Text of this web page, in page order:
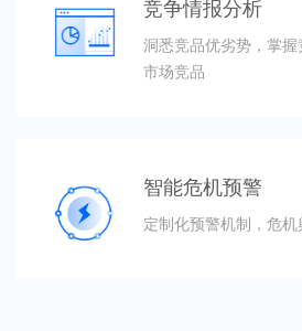
竞争情报分析
洞悉竞品优劣势，掌
市场竞品
智能危机预警
定制化预警机制，危